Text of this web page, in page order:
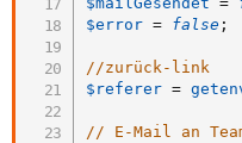
$error = false ;
//zurück-link
$referer =
// E-Mail an